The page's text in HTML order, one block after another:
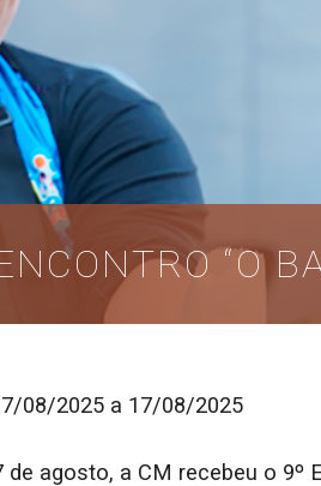
“O
08/2025 a 17/08/2025
agosto, a CM recebeu o 9º